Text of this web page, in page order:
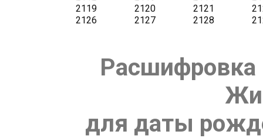
Расшифровка
для даты